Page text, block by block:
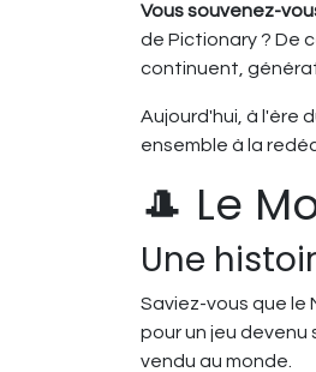
Vous souvenez-
de Pictionary ? De
continuent,
Aujourd'hui, à l'ère
ensemble à la
🎩 Le
Une
Saviez-vous que le
pour un jeu devenu
vendu au monde.